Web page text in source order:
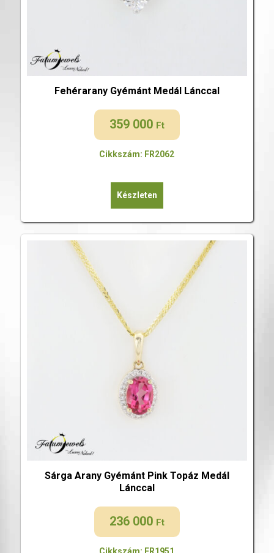
Fehérarany Gyémánt Medál Lánccal
359 000 Ft
Cikkszám: FR2062
Készleten
Sárga Arany Gyémánt Pink Topáz Medál
Lánccal
236 000 Ft